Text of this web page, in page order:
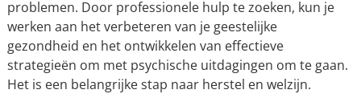
problemen. Door professionele hulp te zoeken, kun je
werken aan het verbeteren van je geestelijke
gezondheid en het ontwikkelen van effectieve
strategieën om met psychische uitdagingen om te gaan.
Het is een belangrijke stap naar herstel en welzijn.